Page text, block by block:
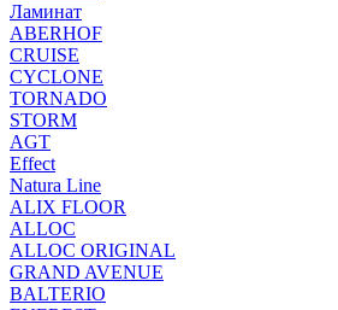
Ламинат
ABERHOF
CRUISE
CYCLONE
TORNADO
STORM
AGT
Effect
Natura Line
ALIX FLOOR
ALLOC
ALLOC ORIGINAL
GRAND AVENUE
BALTERIO